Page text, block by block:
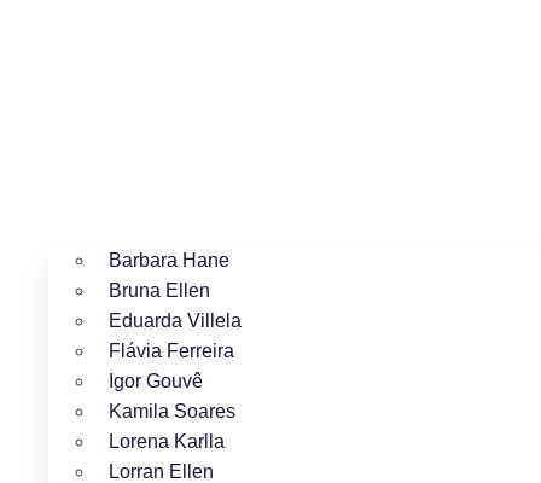
Barbara Hane
Bruna Ellen
Eduarda Villela
Flávia Ferreira
Igor Gouvê
Kamila Soares
Lorena Karlla
Lorran Ellen